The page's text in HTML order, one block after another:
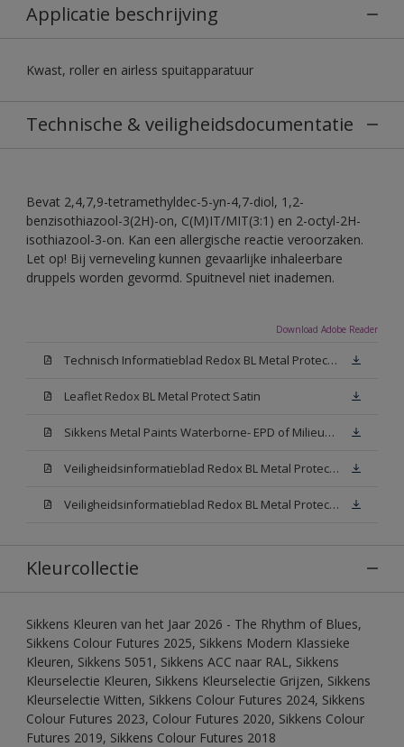
Applicatie beschrijving
Kwast, roller en airless spuitapparatuur
Technische & veiligheidsdocumentatie
Bevat 2,4,7,9-tetramethyldec-5-yn-4,7-diol, 1,2-
benzisothiazool-3(2H)-on, C(M)IT/MIT(3:1) en 2-octyl-2H-
isothiazool-3-on. Kan een allergische reactie veroorzaken.
Let op! Bij verneveling kunnen gevaarlijke inhaleerbare
druppels worden gevormd. Spuitnevel niet inademen.
Download Adobe Reader
Technisch Informatieblad Redox BL Metal Protect (PDF)
Leaflet Redox BL Metal Protect Satin
Sikkens Metal Paints Waterborne- EPD of Milieuproductverklaring
Veiligheidsinformatieblad Redox BL Metal Protect Satin N00 (MSDS)
Veiligheidsinformatieblad Redox BL Metal Protect Satin White W05 (MSDS)
Kleurcollectie
Sikkens Kleuren van het Jaar 2026 - The Rhythm of Blues,
Sikkens Colour Futures 2025, Sikkens Modern Klassieke
Kleuren, Sikkens 5051, Sikkens ACC naar RAL, Sikkens
Kleurselectie Kleuren, Sikkens Kleurselectie Grijzen, Sikkens
Kleurselectie Witten, Sikkens Colour Futures 2024, Sikkens
Colour Futures 2023, Colour Futures 2020, Sikkens Colour
Futures 2019, Sikkens Colour Futures 2018